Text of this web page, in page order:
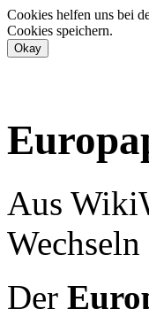
Cookies helfen uns bei
Cookies speichern.
Aus
Wechseln
Der